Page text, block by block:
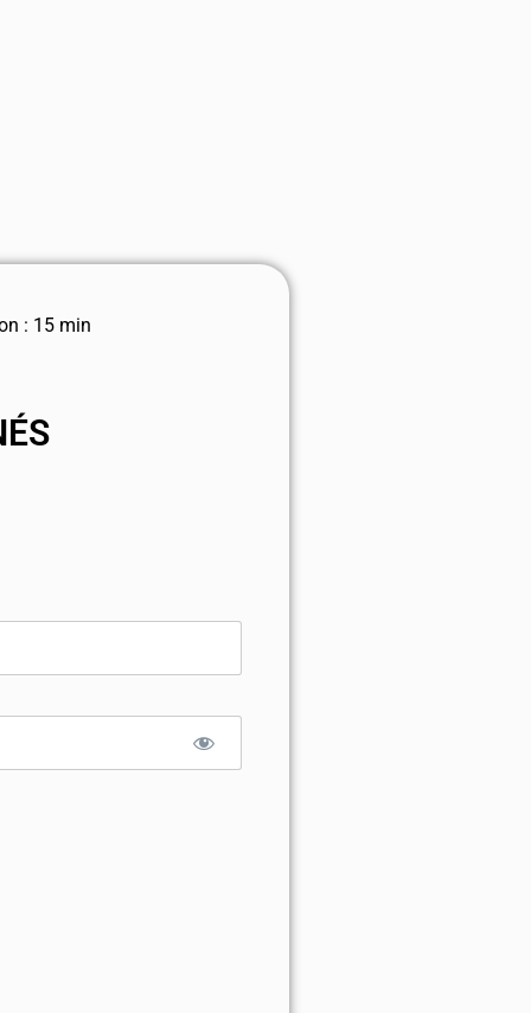
: 15 min